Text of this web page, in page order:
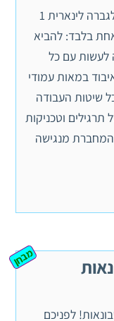
מרתון ההכנה האולטימטיבי למבחן באלגברה לינארית 1
בלבד: להביא
לעשות עם כל
במאות עמודי
שיטות העבודה
תרגילים וטכניקות
המחברת מנגישה
מבחן
לפניכם